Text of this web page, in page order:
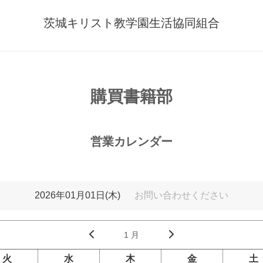
茨城キリスト教学園生活協同組合
購買書籍部
営業カレンダー
2026年01月01日(木) お問い合わせください
1 月
火 水 木 金 土